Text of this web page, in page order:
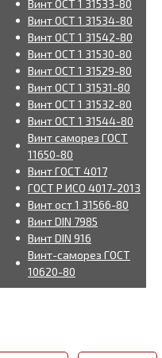
Винт ОСТ 1 31533-80
Винт ОСТ 1 31534-80
Винт ОСТ 1 31542-80
Винт ОСТ 1 31530-80
Винт ОСТ 1 31529-80
Винт ОСТ 1 31531-80
Винт ОСТ 1 31532-80
Винт ОСТ 1 31544-80
Винт саморез ГОСТ
11650-80
Винт ГОСТ 4017
ГОСТ Р ИСО 4017-2013
Винт ост 1 31566-80
Винт DIN 7985
Винт DIN 916
Винт-саморез ГОСТ
10620-80